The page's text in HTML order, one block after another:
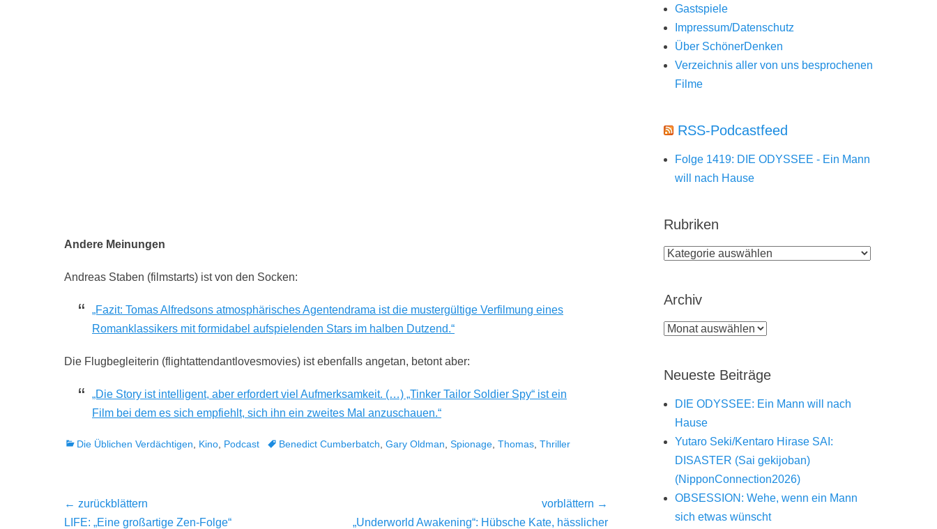
Andere Meinungen
Andreas Staben (filmstarts) ist von den Socken:
„Fazit: Tomas Alfredsons atmosphärisches Agentendrama ist die mustergültige Verfilmung eines
Romanklassikers mit formidabel aufspielenden Stars im halben Dutzend.“
Die Flugbegleiterin (flightattendantlovesmovies) ist ebenfalls angetan, betont aber:
„Die Story ist intelligent, aber erfordert viel Aufmerksamkeit. (…) „Tinker Tailor Soldier Spy“ ist ein
Film bei dem es sich empfiehlt, sich ihn ein zweites Mal anzuschauen.“
Kategorien
Die Üblichen Verdächtigen Kino Podcast TagsBenedict Cumberbatch Gary Oldman Spionage Thomas Thriller
Beitragsnavigation
← zurückblättern
Vorheriger
LIFE: „Eine großartige Zen-Folge“
vorblättern →
Nächster
„Underworld Awakening“: Hübsche Kate, hässlicher
Gastspiele
Impressum/Datenschutz
Über SchönerDenken
Verzeichnis aller von uns besprochenen
Filme
RSS-Podcastfeed
Folge 1419: DIE ODYSSEE - Ein Mann
will nach Hause
Rubriken
Rubriken
Archiv
Archiv
Neueste Beiträge
DIE ODYSSEE: Ein Mann will nach
Hause
Yutaro Seki/Kentaro Hirase SAI:
DISASTER (Sai gekijoban)
(NipponConnection2026)
OBSESSION: Wehe, wenn ein Mann
sich etwas wünscht